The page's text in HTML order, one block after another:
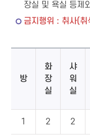
장실 및 욕실 등제
금지행위 : 취사(
방
화
장
실
샤
워
실
1 2 2